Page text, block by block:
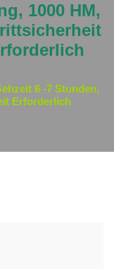
1000 HM,
6 -7 Stunden,
Erforderlich